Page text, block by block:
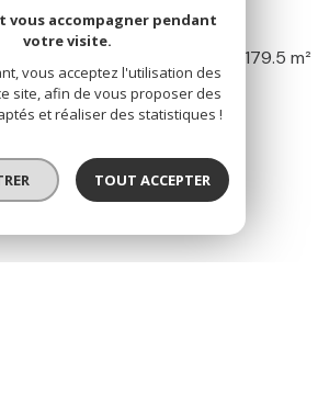
179.5 m²
(32600)
vous accompagner pendant
votre visite.
vous acceptez l'utilisation des
site, afin de vous proposer des
et réaliser des statistiques !
TOUT ACCEPTER